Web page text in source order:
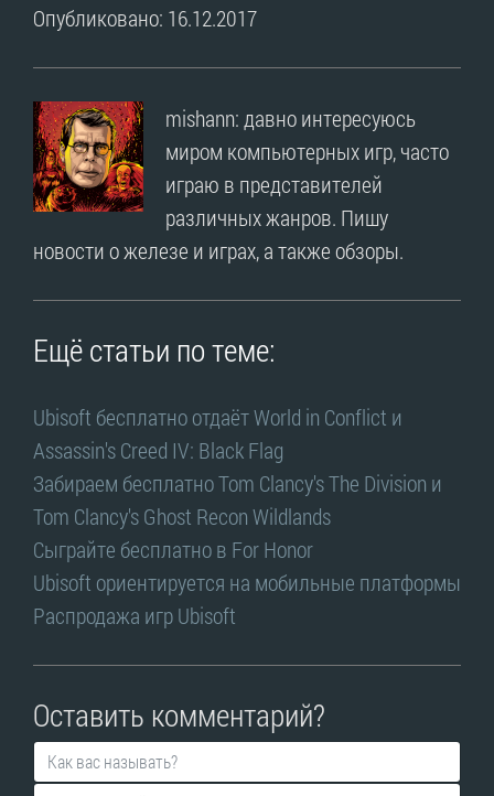
Опубликовано: 16.12.2017
mishann: давно интересуюсь
миром компьютерных игр, часто
играю в представителей
различных жанров. Пишу
новости о железе и играх, а также обзоры.
Ещё статьи по теме:
Ubisoft бесплатно отдаёт World in Conflict и
Assassin's Creed IV: Black Flag
Забираем бесплатно Tom Clancy's The Division и
Tom Clancy's Ghost Recon Wildlands
Сыграйте бесплатно в For Honor
Ubisoft ориентируется на мобильные платформы
Распродажа игр Ubisoft
Оставить комментарий?